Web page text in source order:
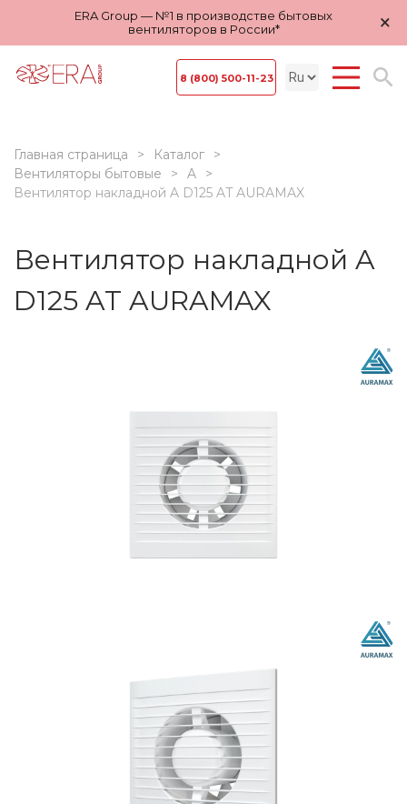
ERA Group — №1 в производстве бытовых
вентиляторов в России*
×
8 (800) 500-11-23
Главная страница
Каталог
Вентиляторы бытовые
A
Вентилятор накладной A D125 AT AURAMAX
Вентилятор накладной A
D125 AT AURAMAX